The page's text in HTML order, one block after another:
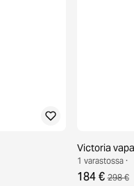
Victoria
1 varastossa ·
184 € 298 €